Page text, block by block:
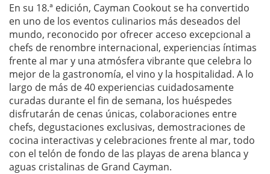
En su 18.ª edición, Cayman Cookout se ha convertido
en uno de los eventos culinarios más deseados del
mundo, reconocido por ofrecer acceso excepcional a
chefs de renombre internacional, experiencias íntimas
frente al mar y una atmósfera vibrante que celebra lo
mejor de la gastronomía, el vino y la hospitalidad. A lo
largo de más de 40 experiencias cuidadosamente
curadas durante el fin de semana, los huéspedes
disfrutarán de cenas únicas, colaboraciones entre
chefs, degustaciones exclusivas, demostraciones de
cocina interactivas y celebraciones frente al mar, todo
con el telón de fondo de las playas de arena blanca y
aguas cristalinas de Grand Cayman.